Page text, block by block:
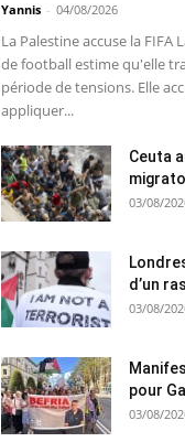
Yannis - 04/08/2026
La Palestine accuse la
de football estime qu'elle
période de tensions. Elle
appliquer...
Ceuta
03/08/
d’un
03/08/
pour
03/08/